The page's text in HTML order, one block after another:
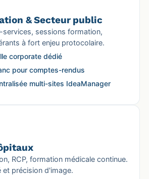
& Secteur public
services, sessions formation,
à fort enjeu protocolaire.
corporate dédié
pour comptes-rendus
multi-sites IdeaManager
RCP, formation médicale continue.
et précision d'image.